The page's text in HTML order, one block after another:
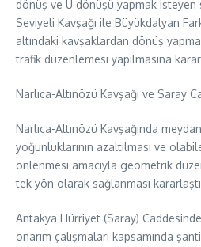
dönüş ve U dönüşü yapmak isteyen
Seviyeli Kavşağı ile Büyükdalyan
altındaki kavşaklardan dönüş
trafik düzenlemesi yapılmasına
Narlıca-Altınözü Kavşağı ve Saray
Narlıca-Altınözü Kavşağında
yoğunluklarının azaltılması ve
önlenmesi amacıyla geometrik
tek yön olarak sağlanması
Antakya Hürriyet (Saray)
onarım çalışmaları kapsamında